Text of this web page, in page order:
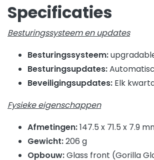
Specificaties
Besturingssysteem en updates
Besturingssysteem:
Besturingsupdates:
Beveiligingsupdates: Elk
Fysieke eigenschappen
Afmetingen:147.5 x 71.5 x 7.9
Gewicht:206 g
Opbouw:Glass front (Gorilla